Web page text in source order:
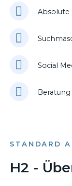
Absolute
Social
STANDARD
H2 -